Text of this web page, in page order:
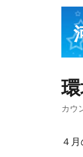
カウ
４